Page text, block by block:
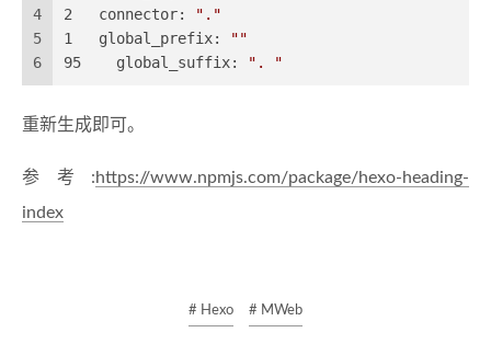
4
5
6
2   connector:
"."
1   global_prefix:
""
95    global_suffix:
". "
重新生成即可。
参考:https://www.npmjs.com/package/hexo-heading-
index
# Hexo # MWeb